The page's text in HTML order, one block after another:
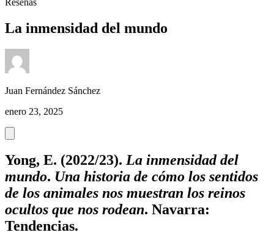
Reseñas
La inmensidad del mundo
Juan Fernández Sánchez
enero 23, 2025
Yong, E. (2022/23). La inmensidad del
mundo. Una historia de cómo los sentidos
de los animales nos muestran los reinos
ocultos que nos rodean. Navarra:
Tendencias.